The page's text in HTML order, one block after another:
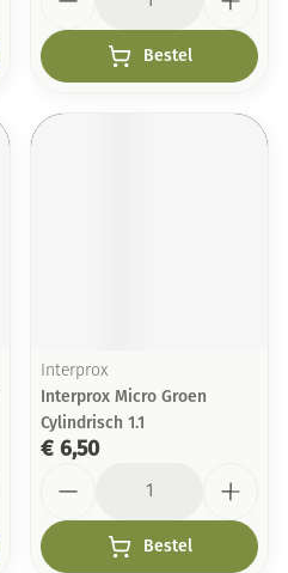
Bestel
Interprox
Interprox Micro Groen
Cylindrisch 1.1
€ 6,50
Bestel